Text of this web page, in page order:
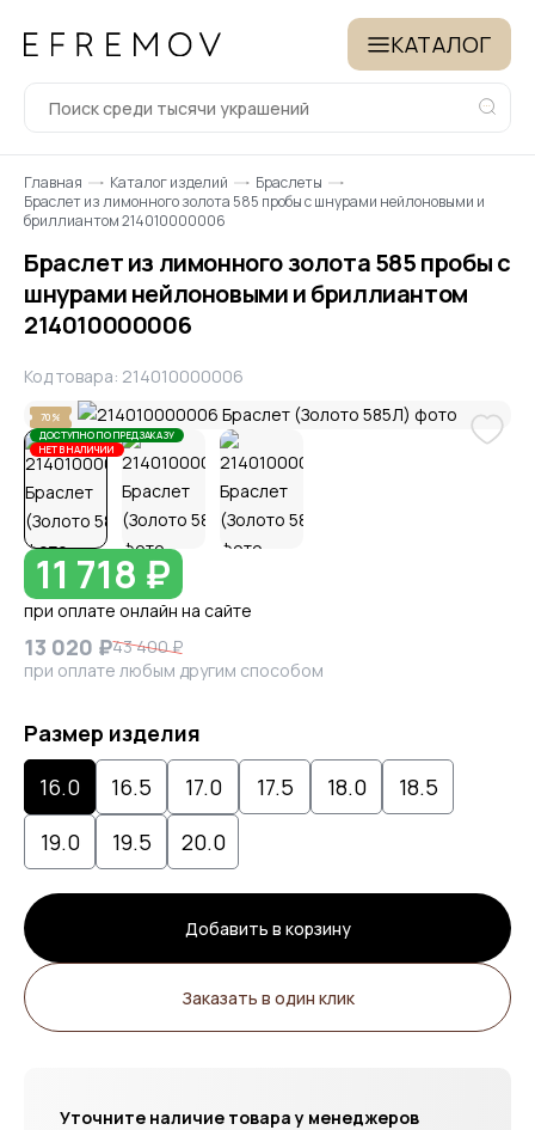
КАТАЛОГ
Главная Каталог изделий
Браслеты
Браслет из лимонного золота 585 пробы с шнурами нейлоновыми и
бриллиантом 214010000006
Браслет из лимонного золота 585 пробы с
шнурами нейлоновыми и бриллиантом
214010000006
Код товара: 214010000006
70%
ДОСТУПНО ПО ПРЕДЗАКАЗУ
НЕТ В НАЛИЧИИ
11 718 ₽
при оплате онлайн на сайте
13 020 ₽43 400 ₽
при оплате любым другим способом
Размер изделия
16.0
16.5 17.0 17.5 18.0
18.5
19.0
19.5 20.0
Добавить в корзину
Заказать в один клик
Уточните наличие товара у менеджеров